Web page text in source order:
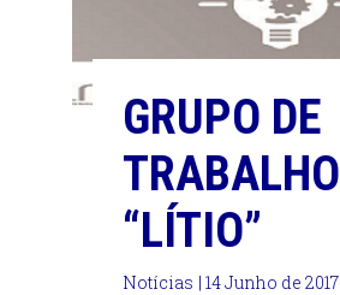
GRUPO DE
TRABALHO
“LÍTIO”
Notícias | 14 Junho de 2017